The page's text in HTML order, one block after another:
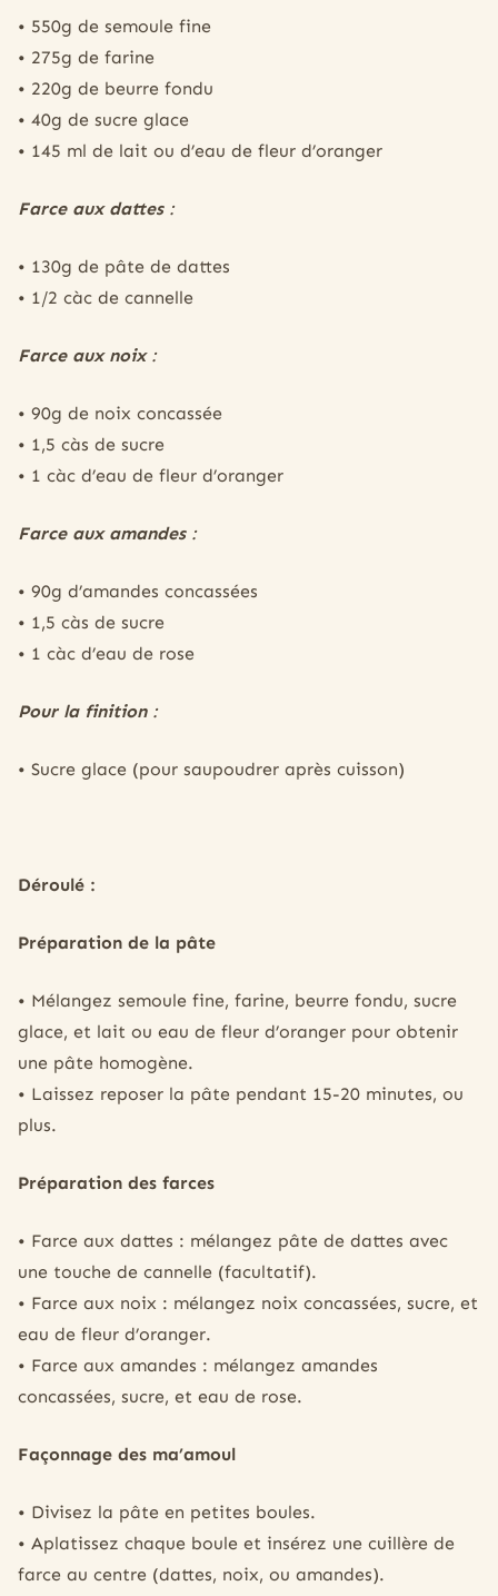
• 550g de semoule fine
• 275g de farine
• 220g de beurre fondu
• 40g de sucre glace
• 145 ml de lait ou d’eau de fleur d’oranger
Farce aux dattes:
• 130g de pâte de dattes
• 1/2 càc de cannelle
Farce aux noix:
• 90g de noix concassée
• 1,5 càs de sucre
• 1 càc d’eau de fleur d’oranger
Farce aux amandes:
• 90g d’amandes concassées
• 1,5 càs de sucre
• 1 càc d’eau de rose
Pour la finition:
• Sucre glace (pour saupoudrer après cuisson)
Déroulé :
Préparation de la pâte
• Mélangez semoule fine, farine, beurre fondu, sucre
glace, et lait ou eau de fleur d’oranger pour obtenir
une pâte homogène.
• Laissez reposer la pâte pendant 15-20 minutes, ou
plus.
Préparation des farces
• Farce aux dattes : mélangez pâte de dattes avec
une touche de cannelle (facultatif).
• Farce aux noix : mélangez noix concassées, sucre, et
eau de fleur d’oranger.
• Farce aux amandes : mélangez amandes
concassées, sucre, et eau de rose.
Façonnage des ma’amoul
• Divisez la pâte en petites boules.
• Aplatissez chaque boule et insérez une cuillère de
farce au centre (dattes, noix, ou amandes).